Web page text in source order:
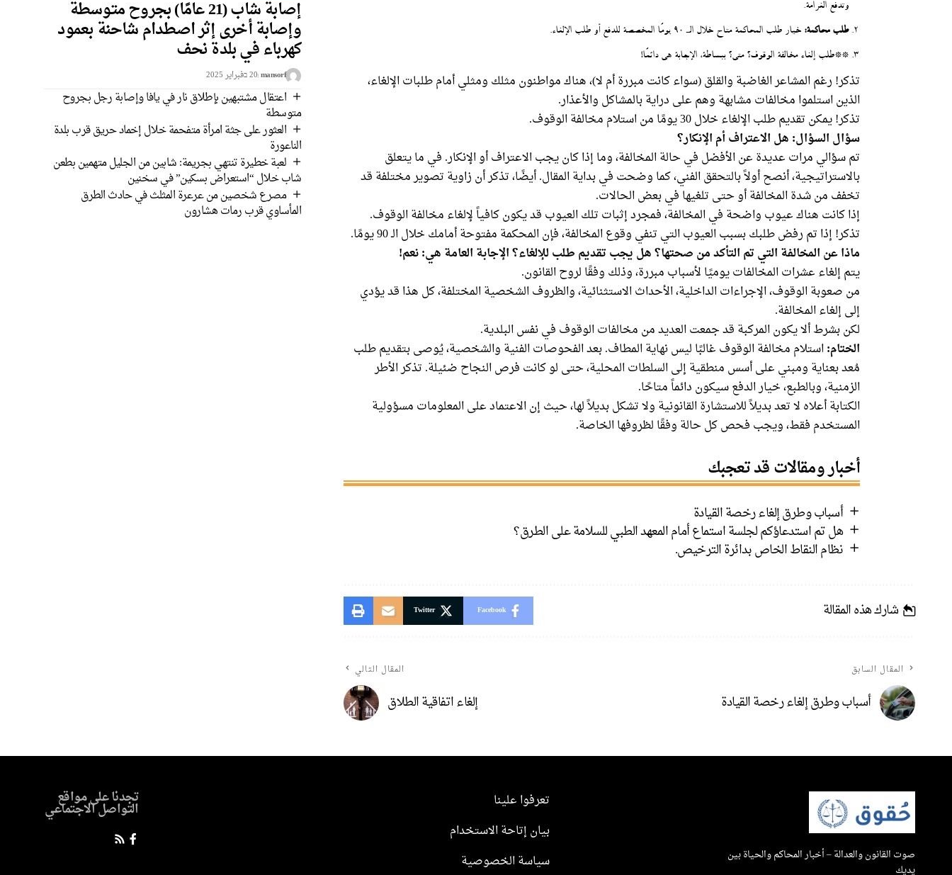
وتدفع الغرامة.
طلب محاكمة: خيار طلب المحاكمة متاح خلال الـ 90 يومًا المخصصة للدفع أو طلب الإلغاء.
**طلب إلغاء مخالفة الوقوف؟ متى؟ ببساطة، الإجابة هي دائمًا!
تذكر! رغم المشاعر الغاضبة والقلق (سواء كانت مبررة أم لا)، هناك مواطنون مثلك ومثلي أمام طلبات الإلغاء،
الذين استلموا مخالفات مشابهة وهم على دراية بالمشاكل والأعذار.
تذكر! يمكن تقديم طلب الإلغاء خلال 30 يومًا من استلام مخالفة الوقوف.
سؤال السؤال: هل الاعتراف أم الإنكار؟
تم سؤالي مرات عديدة عن الأفضل في حالة المخالفة، وما إذا كان يجب الاعتراف أو الإنكار. في ما يتعلق
بالاستراتيجية، أنصح أولاً بالتحقق الفني، كما وضحت في بداية المقال. أيضًا، تذكر أن زاوية تصوير مختلفة قد
تخفف من شدة المخالفة أو حتى تلغيها في بعض الحالات.
إذا كانت هناك عيوب واضحة في المخالفة، فمجرد إثبات تلك العيوب قد يكون كافياً لإلغاء مخالفة الوقوف.
تذكر! إذا تم رفض طلبك بسبب العيوب التي تنفي وقوع المخالفة، فإن المحكمة مفتوحة أمامك خلال الـ 90 يومًا.
ماذا عن المخالفة التي تم التأكد من صحتها؟ هل يجب تقديم طلب للإلغاء؟ الإجابة العامة هي: نعم!
يتم إلغاء عشرات المخالفات يوميًا لأسباب مبررة، وذلك وفقًا لروح القانون.
من صعوبة الوقوف، الإجراءات الداخلية، الأحداث الاستثنائية، والظروف الشخصية المختلفة، كل هذا قد يؤدي
إلى إلغاء المخالفة.
لكن بشرط ألا يكون المركبة قد جمعت العديد من مخالفات الوقوف في نفس البلدية.
الختام:استلام مخالفة الوقوف غالبًا ليس نهاية المطاف. بعد الفحوصات الفنية والشخصية، يُوصى بتقديم طلب
مُعد بعناية ومبني على أسس منطقية إلى السلطات المحلية، حتى لو كانت فرص النجاح ضئيلة. تذكر الأطر
الزمنية، وبالطبع، خيار الدفع سيكون دائماً متاحًا.
الكتابة أعلاه لا تعد بديلاً للاستشارة القانونية ولا تشكل بديلاً لها، حيث إن الاعتماد على المعلومات مسؤولية
المستخدم فقط، ويجب فحص كل حالة وفقًا لظروفها الخاصة.
أخبار ومقالات قد تعجبك
أسباب وطرق إلغاء رخصة القيادة
هل تم استدعاؤكم لجلسة استماع أمام المعهد الطبي للسلامة على الطرق؟
نظام النقاط الخاص بدائرة الترخيص.
شارك هذه المقالة Facebook
Twitter
المقال السابق
أسباب وطرق إلغاء رخصة القيادة
المقال التالي
إلغاء اتفاقية الطلاق
إصابة شاب (21 عامًا) بجروح متوسطة
وإصابة أخرى إثر اصطدام شاحنة بعمود
كهرباء في بلدة نحف
mansorf20 בفبراير 2025
اعتقال مشتبهين بإطلاق نار في يافا وإصابة رجل بجروح
متوسطة
العثور على جثة امرأة متفحمة خلال إخماد حريق قرب بلدة
الناعورة
لعبة خطيرة تنتهي بجريمة: شابين من الجليل متهمين بطعن
شاب خلال “استعراض بسكين” في سخنين
مصرع شخصين من عرعرة المثلث في حادث الطرق
المأساوي قرب رمات هشارون
صوت القانون والعدالة – أخبار المحاكم والحياة بين
يديك
تعرفوا علينا
بيان إتاحة الاستخدام
سياسة الخصوصية
تجدنا على مواقع
التواصل الاجتماعي